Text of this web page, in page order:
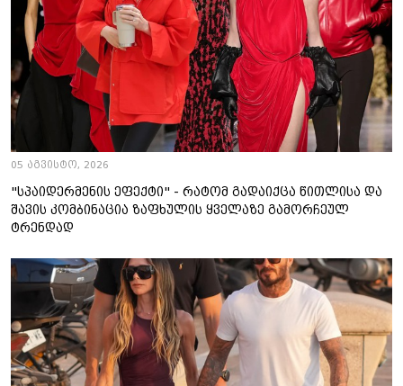
05 აგვისტო, 2026
"სპაიდერმენის ეფექტი" - რატომ გადაიქცა წითლისა და
შავის კომბინაცია ზაფხულის ყველაზე გამორჩეულ
ტრენდად